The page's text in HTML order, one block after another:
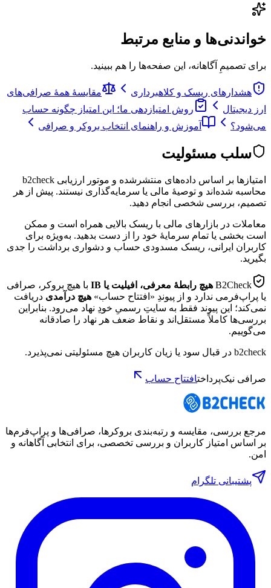
خواندنی‌ها و منابع مرتبط
برای تصمیمِ آگاهانه، این صفحه‌ها را هم ببینید.
هشدارهای ریسک و کلاهبرداری
مقایسهٔ همهٔ صرافی‌های
ارز دیجیتال
روش امتیازدهی ما؛ این امتیاز چگونه حساب
می‌شود؟
آموزش و راهنمای انتخاب بروکر و صرافی
سلب مسئولیت
امتیازها بر اساس داده‌های منتشرشده و موتور ارزیابی b2check
محاسبه شده‌اند و توصیهٔ مالی یا سرمایه‌گذاری نیستند. پیش از هر
تصمیم، بررسی شخصی انجام دهید.
معاملات در بازارهای مالی با ریسک بالایی همراه است و ممکن
است بخشی یا تمام سرمایهٔ خود را از دست بدهید. به‌ویژه برای
کاربران ایرانی، ریسک مسدودی حساب و دشواری برداشت را جدی
بگیرید.
B2Check هیچ رابطهٔ معرفی، افیلیت یا IB
با هیچ بروکر، صرافی
یا پراپ‌فرمی ندارد و از پیوندِ «افتتاح حساب» هیچ درآمدی دریافت
نمی‌کند؛ این پیوند فقط به سایتِ رسمیِ خودِ نهاد می‌رود. بنابراین
بررسی‌ها کاملاً مستقل‌اند و نقاط ضعف هر نهاد را صادقانه
می‌گوییم.
b2check در قبال سود یا زیان کاربران هیچ مسئولیتی نمی‌پذیرد.
صرافی نیک‌پرداختافتتاح حساب
مرجع بررسی، مقایسه و رتبه‌بندی بروکرها، صرافی‌ها و پراپ‌فرم‌ها
بر اساس امتیاز کاربران و بررسی تخصصی، برای انتخابی آگاهانه و
امن.
پشتیبانی تلگرام